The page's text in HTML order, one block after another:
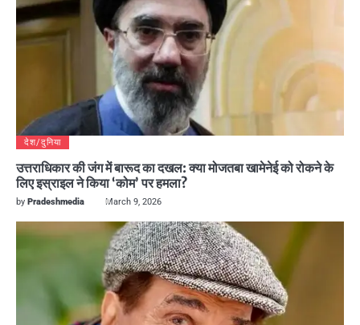
देश/दुनिया
उत्तराधिकार की जंग में बारूद का दखल: क्या मोजतबा खामेनेई को रोकने के
लिए इस्राइल ने किया ‘कोम’ पर हमला?
by Pradeshmedia March 9, 2026